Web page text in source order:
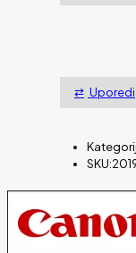
Uporedi
SKU: